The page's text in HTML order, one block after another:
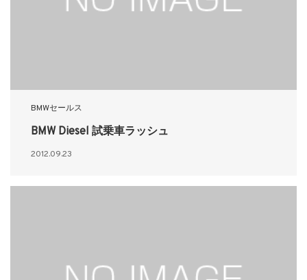
BMWセールス
BMW Diesel 試乗車ラッシュ
2012.09.23